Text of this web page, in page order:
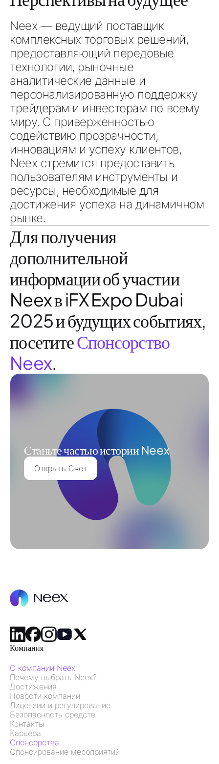
Neex — ведущий поставщик
комплексных торговых решений,
предоставляющий передовые
технологии, рыночные
аналитические данные и
персонализированную поддержку
трейдерам и инвесторам по всему
миру. С приверженностью
содействию прозрачности,
инновациям и успеху клиентов,
Neex стремится предоставить
пользователям инструменты и
ресурсы, необходимые для
достижения успеха на динамичном
рынке.
Для получения
дополнительной
информации об участии
Neex в iFX Expo Dubai
2025 и будущих событиях,
посетитеСпонсорство
Neex.
Станьте частью истории Neex
Открыть Счет
Компания
О компании Neex
Почему выбрать Neex?
Достижения
Новости компании
Лицензии и регулирование
Безопасность средств
Контакты
Карьера
Спонсорства
Спонсирование мероприятий